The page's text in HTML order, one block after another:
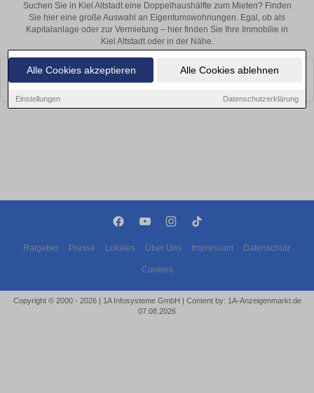
Alle Cookies akzeptieren Alle Cookies ablehnen
Einstellungen Datenschutzerklärung
Suchen Sie in Kiel Altstadt eine Doppelhaushälfte zum Mieten? Finden
Sie hier eine große Auswahl an Eigentumswohnungen. Egal, ob als
Kapitalanlage oder zur Vermietung – hier finden Sie Ihre Immobilie in
Kiel Altstadt oder in der Nähe.
Leider konnten wir derzeit keine passenden Objekte finden. Schauen Sie
bald wieder vorbei!
Ratgeber Presse Lokales Über Uns Impressum Datenschutz
Cookies
Copyright © 2000 - 2026 | 1A Infosysteme GmbH | Content by: 1A-Anzeigenmarkt.de
07.08.2026